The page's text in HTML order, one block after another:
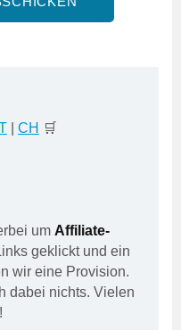
CH 🛒
um Affiliate-
geklickt und ein
wir eine Provision.
dabei nichts. Vielen